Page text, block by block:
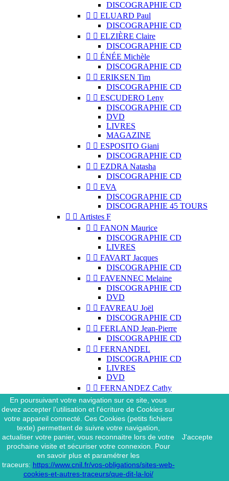
DISCOGRAPHIE CD
  ELUARD Paul
DISCOGRAPHIE CD
  ELZIÈRE Claire
DISCOGRAPHIE CD
  ÉNÉE Michèle
DISCOGRAPHIE CD
  ERIKSEN Tim
DISCOGRAPHIE CD
  ESCUDERO Leny
DISCOGRAPHIE CD
DVD
LIVRES
MAGAZINE
  ESPOSITO Giani
DISCOGRAPHIE CD
  EZDRA Natasha
DISCOGRAPHIE CD
  EVA
DISCOGRAPHIE CD
DISCOGRAPHIE 45 TOURS
  Artistes F
  FANON Maurice
DISCOGRAPHIE CD
LIVRES
  FAVART Jacques
DISCOGRAPHIE CD
  FAVENNEC Melaine
DISCOGRAPHIE CD
DVD
  FAVREAU Joël
DISCOGRAPHIE CD
  FERLAND Jean-Pierre
DISCOGRAPHIE CD
  FERNANDEL
DISCOGRAPHIE CD
LIVRES
DVD
  FERNANDEZ Cathy
DISCOGRAPHIE CD
  FERNANDEZ Nilda
DISCOGRAPHIE CD
DVD
  FERRAT Jean
DISCOGRAPHIE CD
DISCOGRAPHIE 45 TOURS
DISCOGRAPHIE 33 TOURS
DVD
En poursuivant votre navigation sur ce site, vous
devez accepter l’utilisation et l'écriture de Cookies sur
votre appareil connecté. Ces Cookies (petits fichiers
texte) permettent de suivre votre navigation,
actualiser votre panier, vous reconnaitre lors de votre
prochaine visite et sécuriser votre connexion. Pour
en savoir plus et paramétrer les
traceurs: https://www.cnil.fr/vos-obligations/sites-web-
cookies-et-autres-traceurs/que-dit-la-loi/
J'accepte